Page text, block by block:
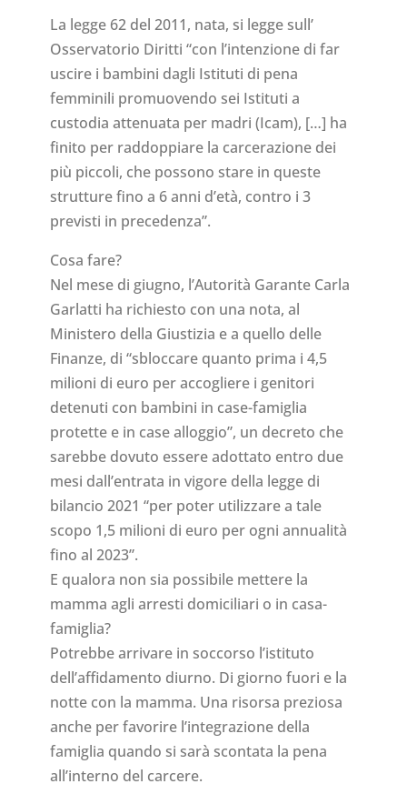
La legge 62 del 2011, nata, si legge sull’
Osservatorio Diritti “con l’intenzione di far
uscire i bambini dagli Istituti di pena
femminili promuovendo sei Istituti a
custodia attenuata per madri (Icam), […] ha
finito per raddoppiare la carcerazione dei
più piccoli, che possono stare in queste
strutture fino a 6 anni d’età, contro i 3
previsti in precedenza”.
Cosa fare?
Nel mese di giugno, l’Autorità Garante Carla
Garlatti ha richiesto con una nota, al
Ministero della Giustizia e a quello delle
Finanze, di “sbloccare quanto prima i 4,5
milioni di euro per accogliere i genitori
detenuti con bambini in case-famiglia
protette e in case alloggio”, un decreto che
sarebbe dovuto essere adottato entro due
mesi dall’entrata in vigore della legge di
bilancio 2021 “per poter utilizzare a tale
scopo 1,5 milioni di euro per ogni annualità
fino al 2023”.
E qualora non sia possibile mettere la
mamma agli arresti domiciliari o in casa-
famiglia?
Potrebbe arrivare in soccorso l’istituto
dell’affidamento diurno. Di giorno fuori e la
notte con la mamma. Una risorsa preziosa
anche per favorire l’integrazione della
famiglia quando si sarà scontata la pena
all’interno del carcere.